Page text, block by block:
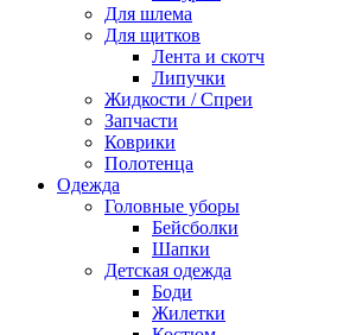
Для шлема
Для щитков
Лента и скотч
Липучки
Жидкости / Спреи
Запчасти
Коврики
Полотенца
Одежда
Головные уборы
Бейсболки
Шапки
Детская одежда
Боди
Жилетки